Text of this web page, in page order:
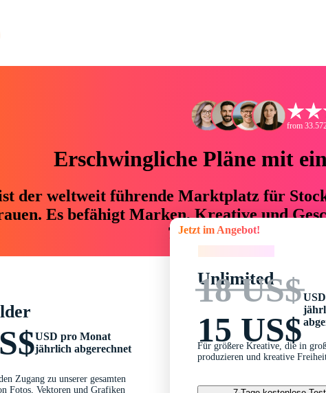
from
Erschwingliche Pläne mit
der weltweit führende Marktplatz für
Es befähigt Marken, Kreative und
76 % an Zeit und
USD pro Monat
jährlich abgerechnet
Zugang zu unserer gesamten
Fotos, Vektoren und Grafiken
Jetzt im Angebot!
Unlimited
18 US$
15 US$
Für größere Kreative, die in
produzieren und kreative